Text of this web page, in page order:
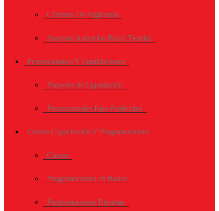
Cámaras De Vigilancia
Sistemas Antirrobo Retail Tiendas
Promocionales Y Liquidaciones
Paquetes de Liquidación
Promocionales Para Publicidad
Cursos Capacitación Y Programaciones
Cursos
Programaciones en Banco
Programaciones Remotas